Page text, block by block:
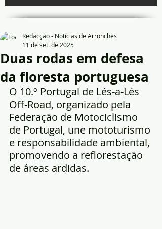
Duas rodas em defesa
da floresta portuguesa
Redacção - Notícias de Arronches
11 de set. de 2025
O 10.º Portugal de Lés-a-Lés
Off-Road, organizado pela
Federação de Motociclismo
de Portugal, une mototurismo
e responsabilidade ambiental,
promovendo a reflorestação
de áreas ardidas.